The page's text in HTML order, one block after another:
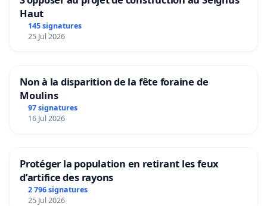
Haut
145 signatures
25 Jul 2026
Non à la disparition de la fête foraine de
Moulins
97 signatures
16 Jul 2026
Protéger la population en retirant les feux
d’artifice des rayons
2 796 signatures
25 Jul 2026